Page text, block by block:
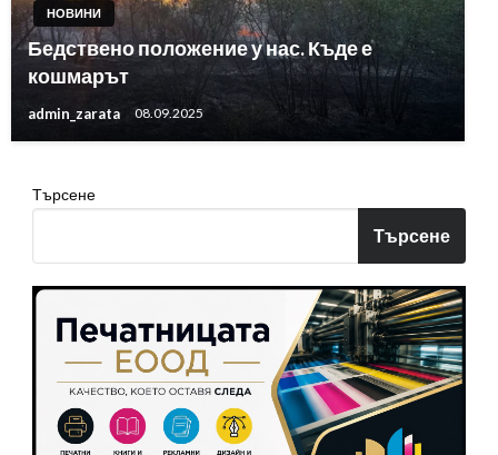
НОВИНИ
Бедствено положение у нас. Къде е
кошмарът
admin_zarata 08.09.2025
Търсене
Търсене